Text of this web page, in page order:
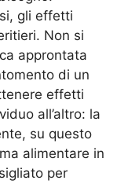
gli effetti
Non si
approntata
di un
effetti
all’altro: la
su questo
alimentare in
per